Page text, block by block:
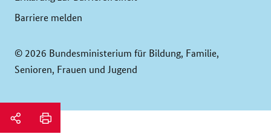
Seitenleiste:
© 2026 Bundesministerium für Bildung, Familie,
Senioren, Frauen und Jugend
Navigation
Barriere melden